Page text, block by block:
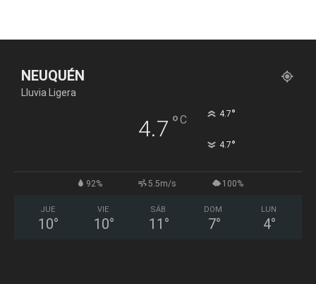
NEUQUÉN
Lluvia Ligera
4.7 °C 4.7°
4.7°
92% 5.5m/s 100%
JUE
10°
VIE
10°
SÁB
11 °
DOM
7°
LUN
4°